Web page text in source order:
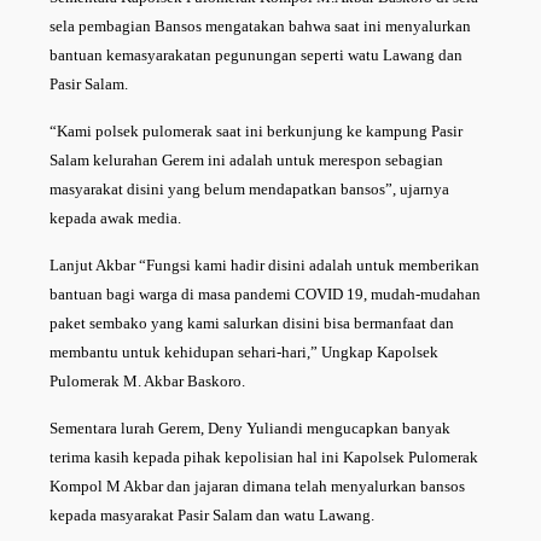
sela pembagian Bansos mengatakan bahwa saat ini menyalurkan
bantuan kemasyarakatan pegunungan seperti watu Lawang dan
Pasir Salam.
“Kami polsek pulomerak saat ini berkunjung ke kampung Pasir
Salam kelurahan Gerem ini adalah untuk merespon sebagian
masyarakat disini yang belum mendapatkan bansos”, ujarnya
kepada awak media.
Lanjut Akbar “Fungsi kami hadir disini adalah untuk memberikan
bantuan bagi warga di masa pandemi COVID 19, mudah-mudahan
paket sembako yang kami salurkan disini bisa bermanfaat dan
membantu untuk kehidupan sehari-hari,” Ungkap Kapolsek
Pulomerak M. Akbar Baskoro.
Sementara lurah Gerem, Deny Yuliandi mengucapkan banyak
terima kasih kepada pihak kepolisian hal ini Kapolsek Pulomerak
Kompol M Akbar dan jajaran dimana telah menyalurkan bansos
kepada masyarakat Pasir Salam dan watu Lawang.